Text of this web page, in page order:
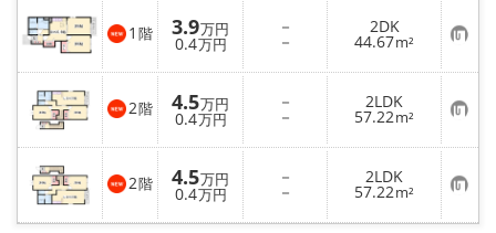
1 階 3.9万円
0.4万円
－
－
2DK
44.67m² お
気
に
入
り
登
録
2階 4.5万円
0.4万円
－
－
2LDK
57.22m² お
気
に
入
り
登
録
2階 4.5万円
0.4万円
－
－
2LDK
57.22m² お
気
に